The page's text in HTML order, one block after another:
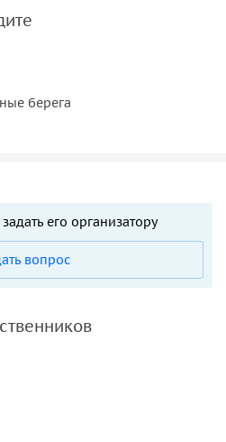
берега
его организатору
вопрос